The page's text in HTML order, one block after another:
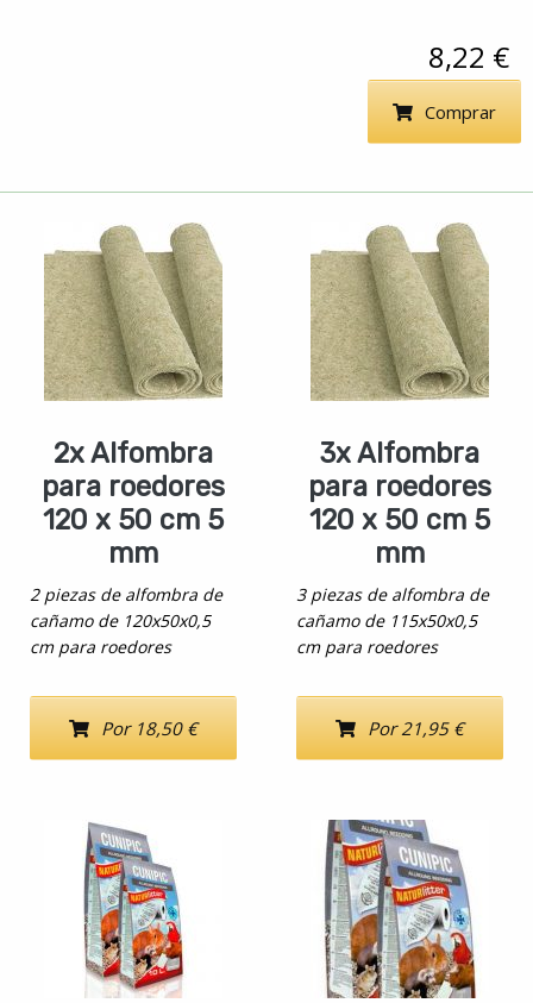
8,22 €
Comprar
2x Alfombra
para roedores
120 x 50 cm 5
mm
2 piezas de alfombra de
cañamo de 120x50x0,5
cm para roedores
Por 18,50 €
3x Alfombra
para roedores
120 x 50 cm 5
mm
3 piezas de alfombra de
cañamo de 115x50x0,5
cm para roedores
Por 21,95 €